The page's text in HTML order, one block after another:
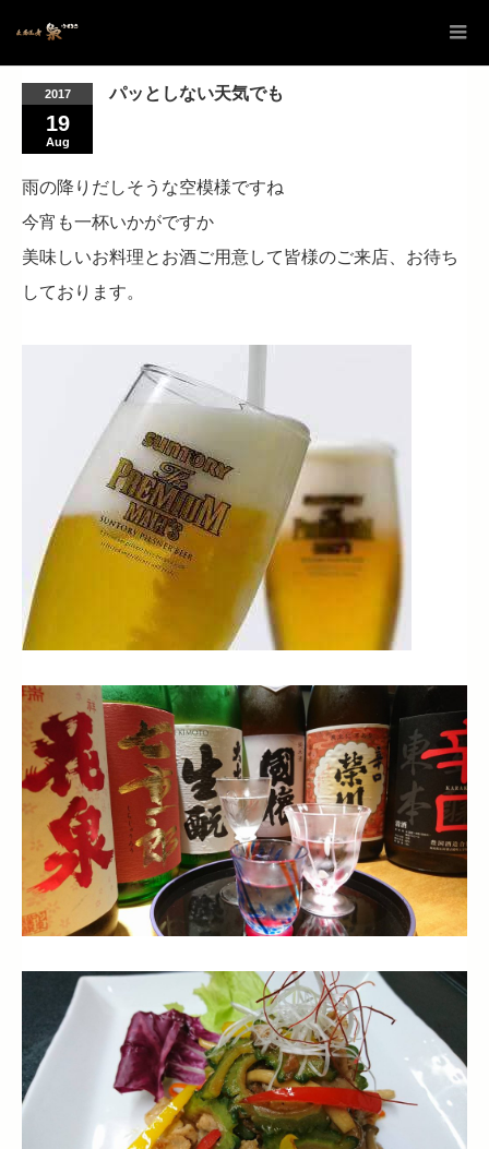
2017
19
Aug
パッとしない天気でも
雨の降りだしそうな空模様ですね
今宵も一杯いかがですか
美味しいお料理とお酒ご用意して皆様のご来店、お待ち
しております。